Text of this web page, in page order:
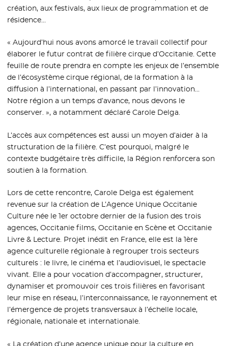
création, aux festivals, aux lieux de programmation et de
résidence…
« Aujourd’hui nous avons amorcé le travail collectif pour
élaborer le futur contrat de filière cirque d’Occitanie. Cette
feuille de route prendra en compte les enjeux de l’ensemble
de l’écosystème cirque régional, de la formation à la
diffusion à l’international, en passant par l’innovation…
Notre région a un temps d’avance, nous devons le
conserver. », a notamment déclaré Carole Delga.
L’accès aux compétences est aussi un moyen d’aider à la
structuration de la filière. C’est pourquoi, malgré le
contexte budgétaire très difficile, la Région renforcera son
soutien à la formation.
Lors de cette rencontre, Carole Delga est également
revenue sur la création de L’Agence Unique Occitanie
Culture née le 1er octobre dernier de la fusion des trois
agences, Occitanie films, Occitanie en Scène et Occitanie
Livre & Lecture. Projet inédit en France, elle est la 1ère
agence culturelle régionale à regrouper trois secteurs
culturels : le livre, le cinéma et l’audiovisuel, le spectacle
vivant. Elle a pour vocation d’accompagner, structurer,
dynamiser et promouvoir ces trois filières en favorisant
leur mise en réseau, l’interconnaissance, le rayonnement et
l’émergence de projets transversaux à l’échelle locale,
régionale, nationale et internationale.
« La création d’une agence unique pour la culture en